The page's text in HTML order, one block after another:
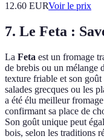
12.60 EURVoir le prix
7. Le Feta :
La Feta est un fromage
de brebis ou un mélange
texture friable et son goût
salades grecques ou les
a été élu meilleur
confirmant sa place de
Son goût unique peut
bois, selon les traditions